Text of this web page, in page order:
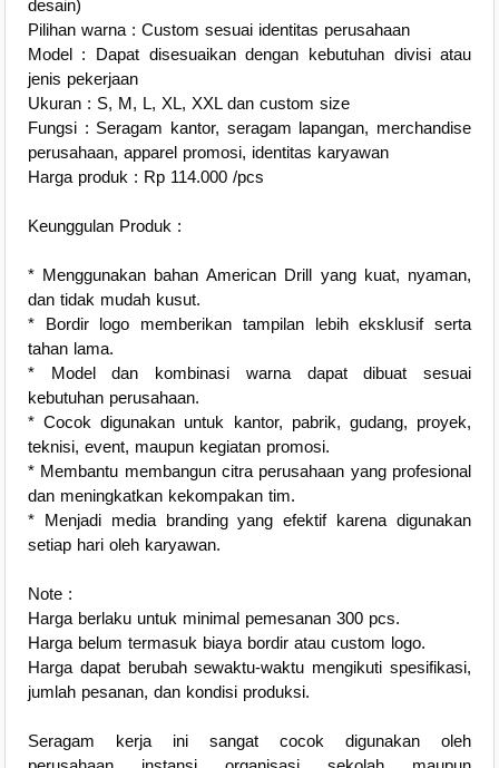
desain)
Pilihan warna : Custom sesuai identitas perusahaan
Model : Dapat disesuaikan dengan kebutuhan divisi atau
jenis pekerjaan
Ukuran : S, M, L, XL, XXL dan custom size
Fungsi : Seragam kantor, seragam lapangan, merchandise
perusahaan, apparel promosi, identitas karyawan
Harga produk : Rp 114.000 /pcs
Keunggulan Produk :
* Menggunakan bahan American Drill yang kuat, nyaman,
dan tidak mudah kusut.
* Bordir logo memberikan tampilan lebih eksklusif serta
tahan lama.
* Model dan kombinasi warna dapat dibuat sesuai
kebutuhan perusahaan.
* Cocok digunakan untuk kantor, pabrik, gudang, proyek,
teknisi, event, maupun kegiatan promosi.
* Membantu membangun citra perusahaan yang profesional
dan meningkatkan kekompakan tim.
* Menjadi media branding yang efektif karena digunakan
setiap hari oleh karyawan.
Note :
Harga berlaku untuk minimal pemesanan 300 pcs.
Harga belum termasuk biaya bordir atau custom logo.
Harga dapat berubah sewaktu-waktu mengikuti spesifikasi,
jumlah pesanan, dan kondisi produksi.
Seragam kerja ini sangat cocok digunakan oleh